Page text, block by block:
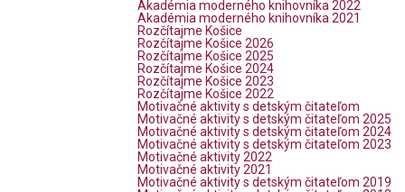
Akadémia moderného knihovníka 2022
Akadémia moderného knihovníka 2021
Rozčítajme Košice
Rozčítajme Košice 2026
Rozčítajme Košice 2025
Rozčítajme Košice 2024
Rozčítajme Košice 2023
Rozčítajme Košice 2022
Motivačné aktivity s detským čitateľom
Motivačné aktivity s detským čitateľom 2025
Motivačné aktivity s detským čitateľom 2024
Motivačné aktivity s detským čitateľom 2023
Motivačné aktivity 2022
Motivačné aktivity 2021
Motivačné aktivity s detským čitateľom 2019